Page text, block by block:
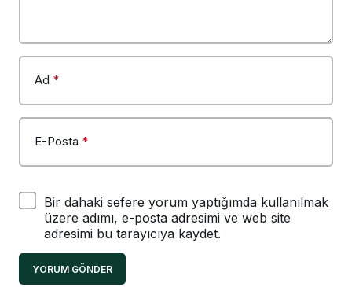
Ad *
E-Posta *
Bir dahaki sefere yorum yaptığımda kullanılmak
üzere adımı, e-posta adresimi ve web site
adresimi bu tarayıcıya kaydet.
YORUM GÖNDER